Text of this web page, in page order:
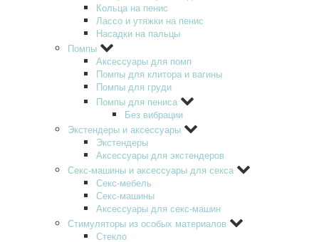
Кольца на пенис
Лассо и утяжки на пенис
Насадки на пальцы
Помпы
Аксессуары для помп
Помпы для клитора и вагины
Помпы для груди
Помпы для пениса
Без вибрации
Экстендеры и аксессуары
Экстендеры
Аксессуары для экстендеров
Секс-машины и аксессуары для секса
Секс-мебель
Секс-машины
Аксессуары для секс-машин
Стимуляторы из особых материалов
Стекло